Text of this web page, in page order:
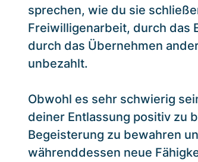
sprechen, wie du sie
Freiwilligenarbeit, durch das
durch das Übernehmen
unbezahlt.
Obwohl es sehr schwierig
deiner Entlassung positiv zu
Begeisterung zu bewahren
währenddessen neue